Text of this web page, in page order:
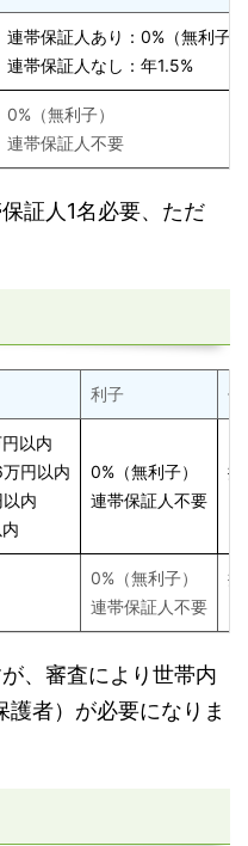
連帯保証人あり：0%（無利子）
連帯保証人なし：年1.5%
0%（無利子）
連帯保証人不要
証人1名必要、ただ
利子 償
以内
円以内
内
0%（無利子）
連帯保証人不要
据
0%（無利子）
連帯保証人不要
据
、審査により世帯内
者）が必要になりま